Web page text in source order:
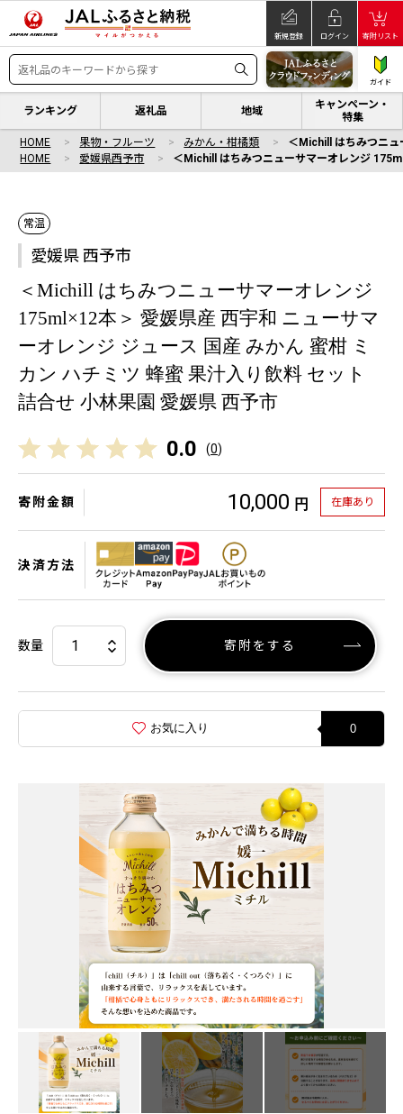
新規登録 ログイン 寄附リスト
ガイド
ランキング 返礼品 地域
キャンペーン・
特集
HOME 果物・フルーツ みかん・柑橘類
＜Michill はちみつニュ
HOME
愛媛県西予市 ＜Michill はちみつニューサマーオレンジ
常温
愛媛県 西予市
＜Michill はちみつニューサマーオレンジ
175ml×12本＞ 愛媛県産 西宇和 ニューサマ
ーオレンジ ジュース 国産 みかん 蜜柑 ミ
カン ハチミツ 蜂蜜 果汁入り飲料 セット
詰合せ 小林果園 愛媛県 西予市
0.0 (0)
寄附金額 10,000 円 在庫あり
決済方法
数量 寄附をする
お気に入り 0